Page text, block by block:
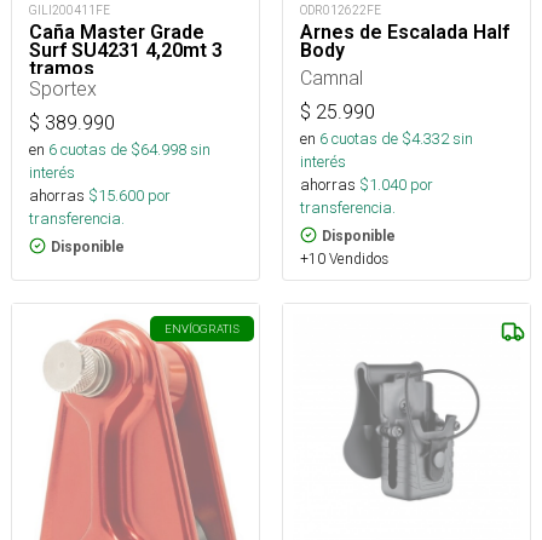
GILI200411FE
Caña Master Grade
Surf SU4231 4,20mt 3
tramos
Sportex
$ 389.990
en 6cuotas de $64.998sin
interés
ahorras $15.600 por
transferencia.
Disponible
ODR012622FE
Arnes de Escalada Half
Body
Camnal
$ 25.990
en 6cuotas de $4.332sin
interés
ahorras $1.040 por
transferencia.
Disponible
+10 Vendidos
ENVÍOGRATIS